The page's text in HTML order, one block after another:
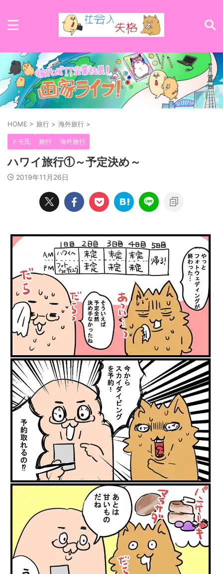
HOME > 旅行 > 海外旅行 >
トモ氏 旅行 海外旅行
ハワイ旅行①～予定決め～
2019年11月26日